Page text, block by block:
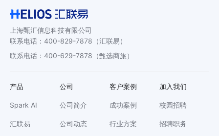
上海甄汇信息科技有限公司
联系电话 ： 400-829-7878 （汇联易）
联系电话 ： 400-629-7878 （甄选商旅）
产品
Spark AI
汇联易
公司
公司简介
公司动态
客户案例
成功案例
行业方案
加入我们
校园招聘
招聘职务